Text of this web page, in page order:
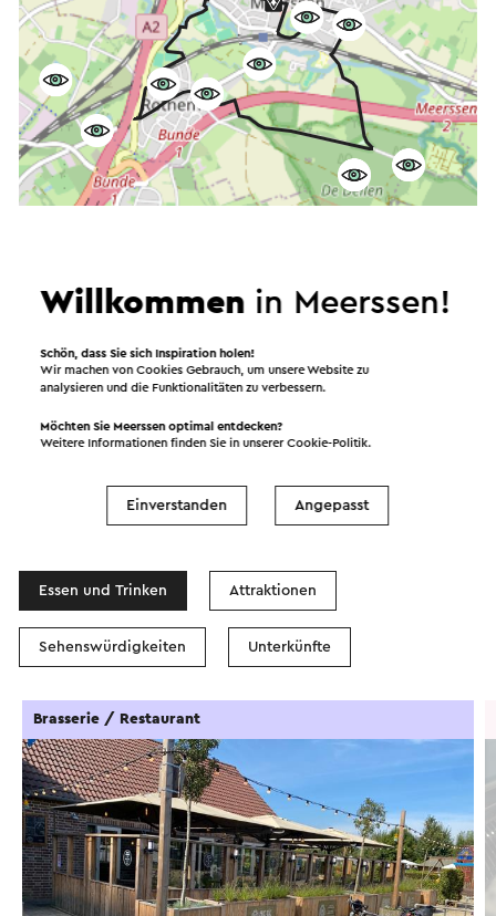
©OpenStreetMapcontributors
Starten Sie die Route
Filter anzeigen
In dem Gebiet
Essen und Trinken Attraktionen
Sehenswürdigkeiten Unterkünfte
Brasserie / Restaurant
Willkommen in Meerssen!
Schön, dass Sie sich Inspiration holen!
Wir machen von Cookies Gebrauch, um unsere Website zu
analysieren und die Funktionalitäten zu verbessern.
Möchten Sie Meerssen optimal entdecken?
Weitere Informationen finden Sie in unsererCookie-Politik.
Einverstanden Angepasst